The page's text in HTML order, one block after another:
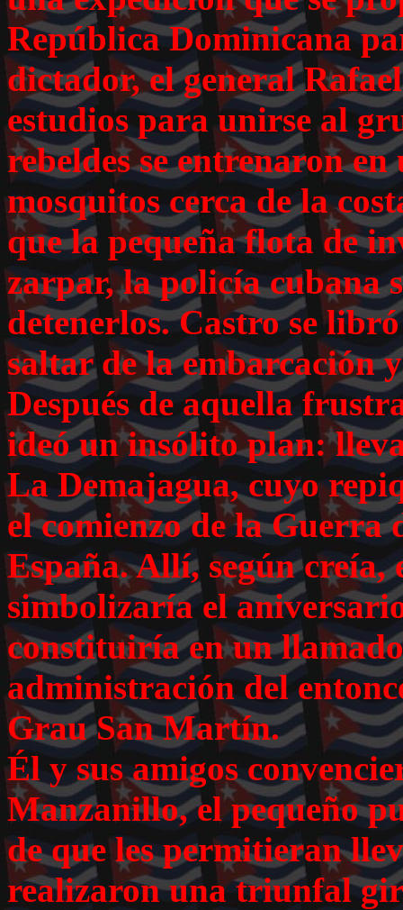
República Dominicana
dictador, el general
estudios para unirse al
rebeldes se entrenaron en
mosquitos cerca de la
que la pequeña flota de
zarpar, la policía cubana
detenerlos. Castro se
saltar de la embarcación
Después de aquella
ideó un insólito plan:
La Demajagua, cuyo
el comienzo de la Guerra
España. Allí, según creía,
simbolizaría el
constituiría en un
administración del
Grau San Martín.
Él y sus amigos
Manzanillo, el pequeño
de que les permitieran
realizaron una triunfal